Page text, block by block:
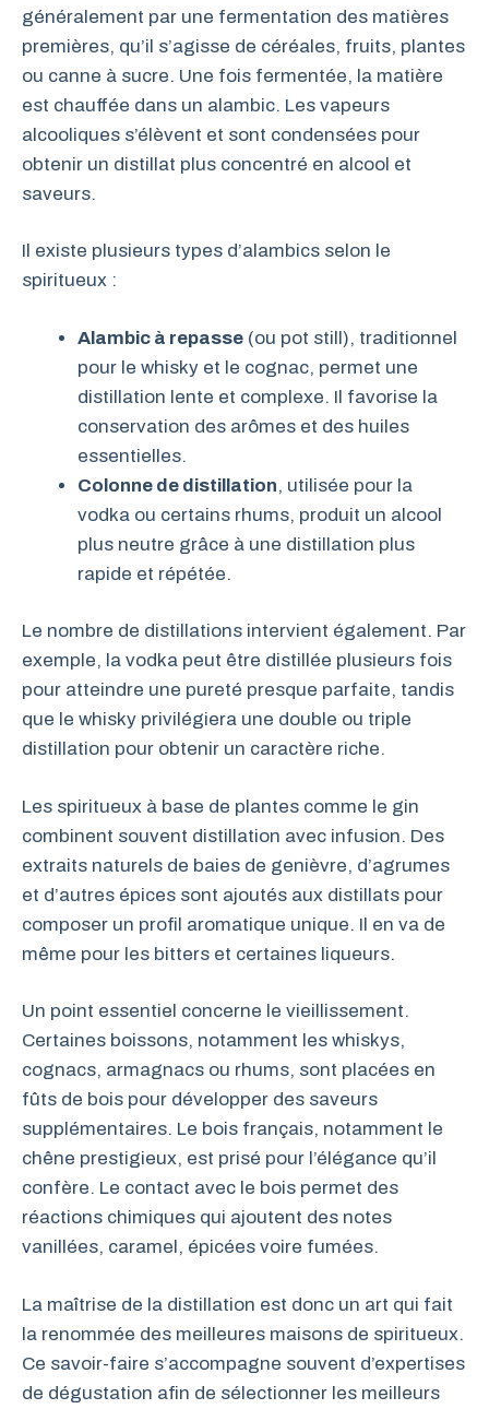
généralement par une fermentation des matières
premières, qu’il s’agisse de céréales, fruits, plantes
ou canne à sucre. Une fois fermentée, la matière
est chauffée dans un alambic. Les vapeurs
alcooliques s’élèvent et sont condensées pour
obtenir un distillat plus concentré en alcool et
saveurs.
Il existe plusieurs types d’alambics selon le
spiritueux :
Alambic à repasse (ou pot still), traditionnel
pour le whisky et le cognac, permet une
distillation lente et complexe. Il favorise la
conservation des arômes et des huiles
essentielles.
Colonne de distillation, utilisée pour la
vodka ou certains rhums, produit un alcool
plus neutre grâce à une distillation plus
rapide et répétée.
Le nombre de distillations intervient également. Par
exemple, la vodka peut être distillée plusieurs fois
pour atteindre une pureté presque parfaite, tandis
que le whisky privilégiera une double ou triple
distillation pour obtenir un caractère riche.
Les spiritueux à base de plantes comme le gin
combinent souvent distillation avec infusion. Des
extraits naturels de baies de genièvre, d’agrumes
et d’autres épices sont ajoutés aux distillats pour
composer un profil aromatique unique. Il en va de
même pour les bitters et certaines liqueurs.
Un point essentiel concerne le vieillissement.
Certaines boissons, notamment les whiskys,
cognacs, armagnacs ou rhums, sont placées en
fûts de bois pour développer des saveurs
supplémentaires. Le bois français, notamment le
chêne prestigieux, est prisé pour l’élégance qu’il
confère. Le contact avec le bois permet des
réactions chimiques qui ajoutent des notes
vanillées, caramel, épicées voire fumées.
La maîtrise de la distillation est donc un art qui fait
la renommée des meilleures maisons de spiritueux.
Ce savoir-faire s’accompagne souvent d’expertises
de dégustation afin de sélectionner les meilleurs